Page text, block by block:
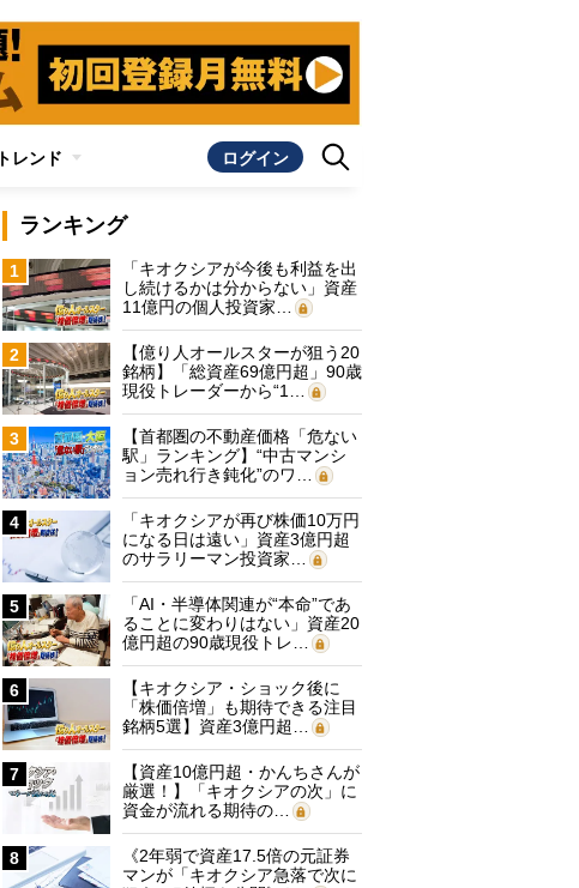
トレンド ログイン
ランキング
1
「キオクシアが今後も利益を出
し続けるかは分からない」資産
11億円の個人投資家…
2
【億り人オールスターが狙う20
銘柄】「総資産69億円超」90歳
現役トレーダーから“1…
3
【首都圏の不動産価格「危ない
駅」ランキング】“中古マンシ
ョン売れ行き鈍化”のワ…
4
「キオクシアが再び株価10万円
になる日は遠い」資産3億円超
のサラリーマン投資家…
5
「AI・半導体関連が“本命”であ
ることに変わりはない」資産20
億円超の90歳現役トレ…
6
【キオクシア・ショック後に
「株価倍増」も期待できる注目
銘柄5選】資産3億円超…
7
【資産10億円超・かんちさんが
厳選！】「キオクシアの次」に
資金が流れる期待の…
8
《2年弱で資産17.5倍の元証券
マンが「キオクシア急落で次に